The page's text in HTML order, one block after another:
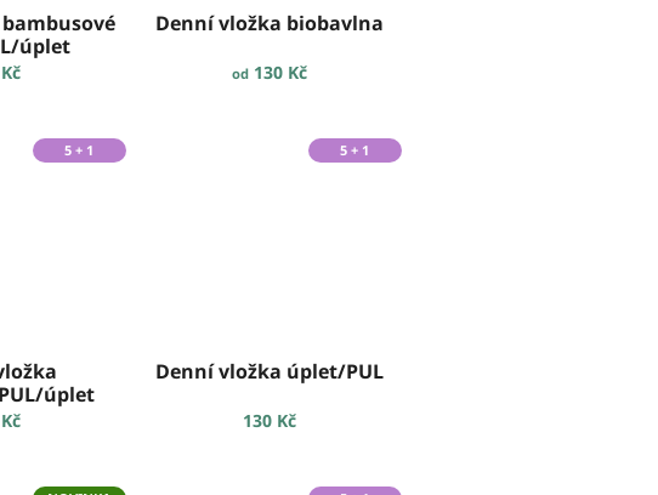
úplet
Denní vložka biobavlna
od 130 Kč
5 + 1
úplet
5 + 1
Denní vložka úplet/PUL
130 Kč